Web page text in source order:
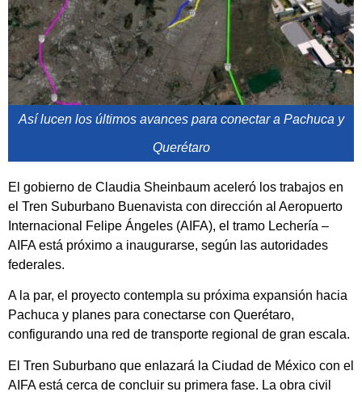
Así lucen los últimos avances para conectar a Pachuca y
Querétaro
El gobierno de Claudia Sheinbaum aceleró los trabajos en
el Tren Suburbano Buenavista con dirección al Aeropuerto
Internacional Felipe Ángeles (AIFA), el tramo Lechería –
AIFA está próximo a inaugurarse, según las autoridades
federales.
A la par, el proyecto contempla su próxima expansión hacia
Pachuca y planes para conectarse con Querétaro,
configurando una red de transporte regional de gran escala.
El Tren Suburbano que enlazará la Ciudad de México con el
AIFA está cerca de concluir su primera fase. La obra civil